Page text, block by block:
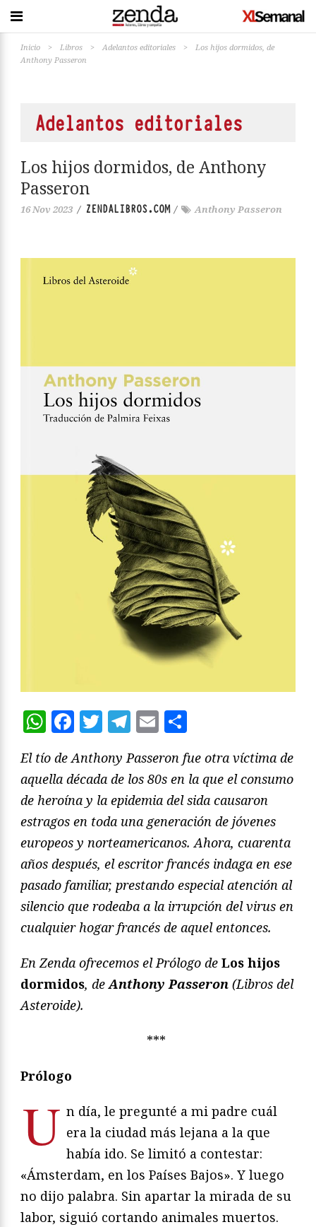
Inicio > Libros > Adelantos editoriales >
Los hijos dormidos, de
Anthony Passeron
Adelantos editoriales
Los hijos dormidos, de Anthony
Passeron
16 Nov 2023 / ZENDALIBROS.COM/ Anthony Passeron
WhatsApp
Facebook
Twitter
Telegram
Email
El tío de Anthony Passeron fue otra víctima de
aquella década de los 80s en la que el consumo
de heroína y la epidemia del sida causaron
estragos en toda una generación de jóvenes
europeos y norteamericanos. Ahora, cuarenta
años después, el escritor francés indaga en ese
pasado familiar, prestando especial atención al
silencio que rodeaba a la irrupción del virus en
cualquier hogar francés de aquel entonces.
En Zenda ofrecemos el Prólogo de Los hijos
dormidos, deAnthony Passeron (Libros del
Asteroide).
***
Prólogo
U n día, le pregunté a mi padre cuál
era la ciudad más lejana a la que
había ido. Se limitó a contestar:
«Ámsterdam, en los Países Bajos». Y luego
no dijo palabra. Sin apartar la mirada de su
labor, siguió cortando animales muertos.